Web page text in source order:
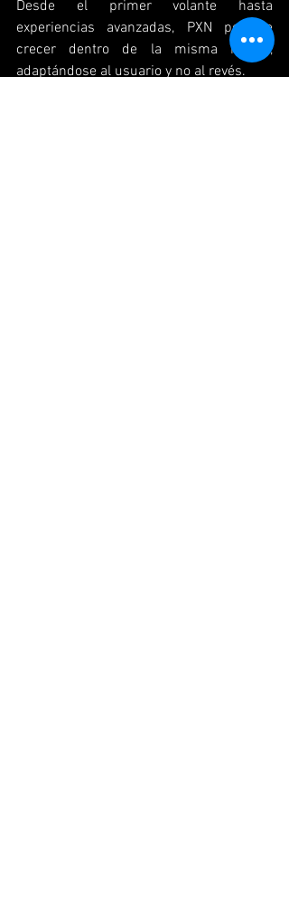
Desde el primer volante hasta
experiencias avanzadas, PXN permite
crecer dentro de la misma marca,
adaptándose al usuario y no al revés.